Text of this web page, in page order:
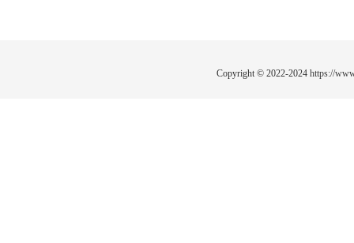
Copyright © 2022-2024 https://